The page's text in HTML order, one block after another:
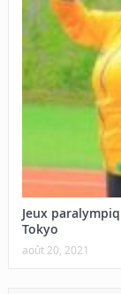
Jeux
Tokyo
août 20, 2021